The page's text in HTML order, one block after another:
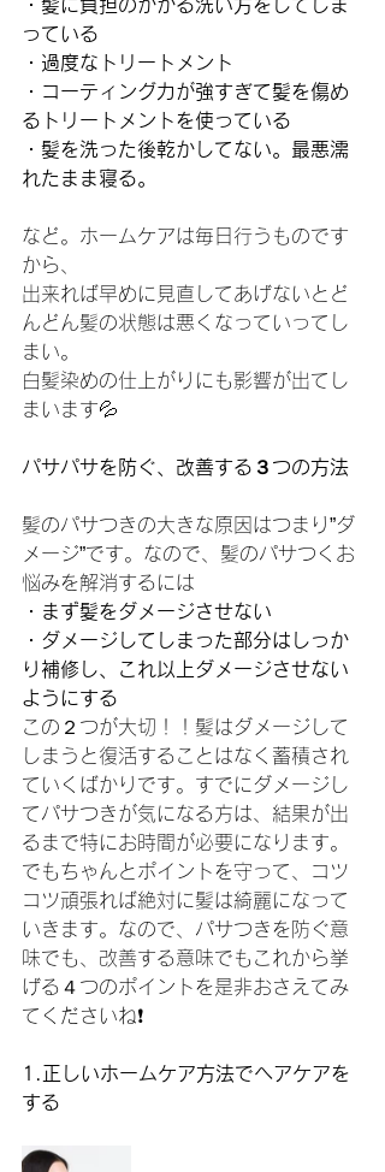
・髪に負担のかかる洗い方をしてしま
っている
・過度なトリートメント
・コーティング力が強すぎて髪を傷め
るトリートメントを使っている
・髪を洗った後乾かしてない。最悪濡
れたまま寝る。
など。ホームケアは毎日行うものです
から、
出来れば早めに見直してあげないとど
んどん髪の状態は悪くなっていってし
まい。
白髪染めの仕上がりにも影響が出てし
まいます💦
パサパサを防ぐ、改善する３つの方法
髪のパサつきの大きな原因はつまり”ダ
メージ”です。なので、髪のパサつくお
悩みを解消するには
・まず髪をダメージさせない
・ダメージしてしまった部分はしっか
り補修し、これ以上ダメージさせない
ようにする
この２つが大切！！髪はダメージして
しまうと復活することはなく蓄積され
ていくばかりです。すでにダメージし
てパサつきが気になる方は、結果が出
るまで特にお時間が必要になります。
でもちゃんとポイントを守って、コツ
コツ頑張れば絶対に髪は綺麗になって
いきます。なので、パサつきを防ぐ意
味でも、改善する意味でもこれから挙
げる４つのポイントを是非おさえてみ
てくださいね❗️
1.正しいホームケア方法でヘアケアを
する